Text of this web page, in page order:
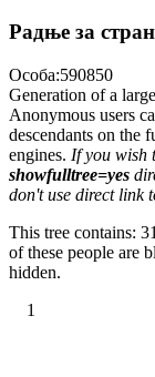
Радње за
Особа:590850
Generation of a
Anonymous users
descendants on the
engines. If you wish
showfulltree=yes
don't use direct link
This tree contains:
of these people are
hidden.
1